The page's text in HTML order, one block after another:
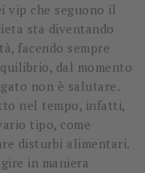
vip che seguono il
sta diventando
facendo sempre
dal momento
non è salutare.
nel tempo, infatti,
tipo, come
disturbi alimentari.
in maniera